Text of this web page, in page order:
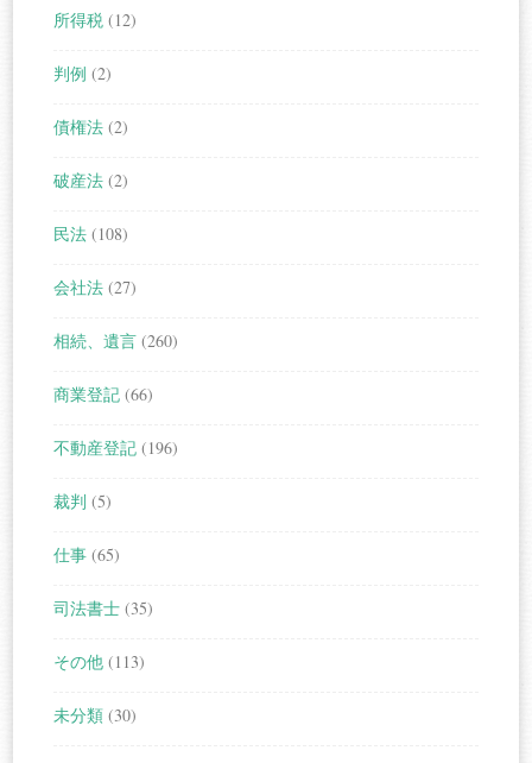
所得税 (12)
判例 (2)
債権法 (2)
破産法 (2)
民法 (108)
会社法 (27)
相続、遺言 (260)
商業登記 (66)
不動産登記 (196)
裁判 (5)
仕事 (65)
司法書士 (35)
その他 (113)
未分類 (30)